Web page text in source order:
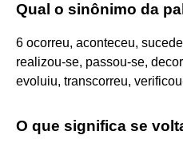
Qual o sinônimo da
6 ocorreu, aconteceu,
realizou-se, passou-se,
evoluiu, transcorreu,
O que significa se